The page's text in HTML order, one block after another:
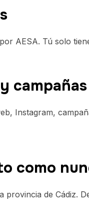
AESA. Tú solo
campañas
Instagram,
como
de Cádiz.